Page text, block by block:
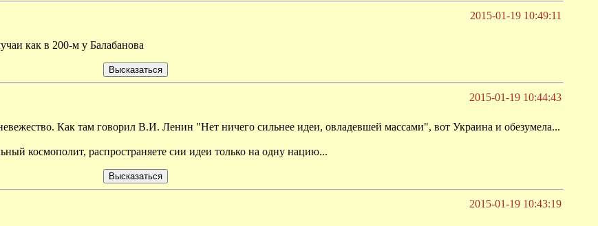
2015-01-19 10:49:11
как в 200-м у Балабанова
2015-01-19 10:44:43
Как там говорил В.И. Ленин "Нет ничего сильнее идеи, овладевшей массами", вот Украина и обезумела...
космополит, распространяете сии идеи только на одну нацию...
2015-01-19 10:43:19